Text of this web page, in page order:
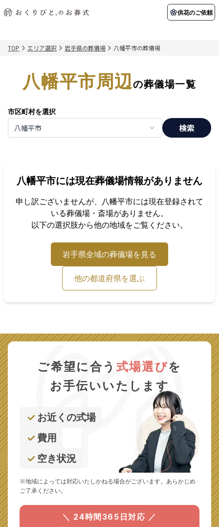
供花のご依頼
初めての方へ 納棺の儀とは？
アフターサポート
会社概要 店舗用地募集
関東エリア
千葉県
北海道エリア
ご葬儀事例 お客様の声
葬儀の知識 供花のご依頼
TOP エリア選択 岩手県の葬儀場 八幡平市の葬儀場
八幡平市周辺の葬儀場一覧
市区町村を選択
八幡平市 検索
八幡平市には現在葬儀場情報がありません
申し訳ございませんが、 八幡平市には現在登録されて
いる葬儀場・斎場がありません。
以下の選択肢から他の地域をご覧ください。
岩手県全域の葬儀場を見る
他の都道府県を選ぶ
ご希望に合う 式場選びを
お手伝いいたします
お近くの式場
費用
空き状況
※地域によっては対応いたしかねる場合がございます。あらかじめ
ご了承ください。
＼ 24時間365日対応 ／